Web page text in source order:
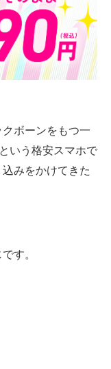
ボーンをもつ一
いう格安スマホで
みをかけてきた
す。